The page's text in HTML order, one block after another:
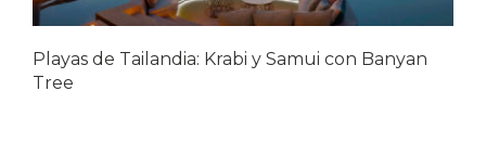
Playas de Tailandia: Krabi y Samui con Banyan
Tree